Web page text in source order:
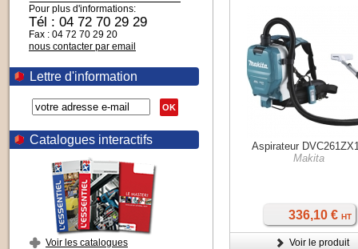
Pour plus d'informations:
Tél : 04 72 70 29 29
Fax : 04 72 70 29 20
nous contacter par email
Lettre d'information
OK
Catalogues interactifs
Voir les catalogues
Aspirateur
Makita
336,10 € HT
Voir le produit